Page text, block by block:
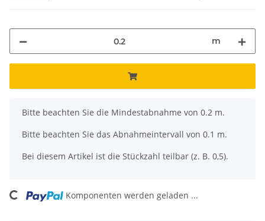
m
x
Bitte beachten Sie die Mindestabnahme von 0.2 m.
Bitte beachten Sie das Abnahmeintervall von 0.1 m.
Bei diesem Artikel ist die Stückzahl teilbar (z. B. 0,5).
Komponenten werden geladen ...